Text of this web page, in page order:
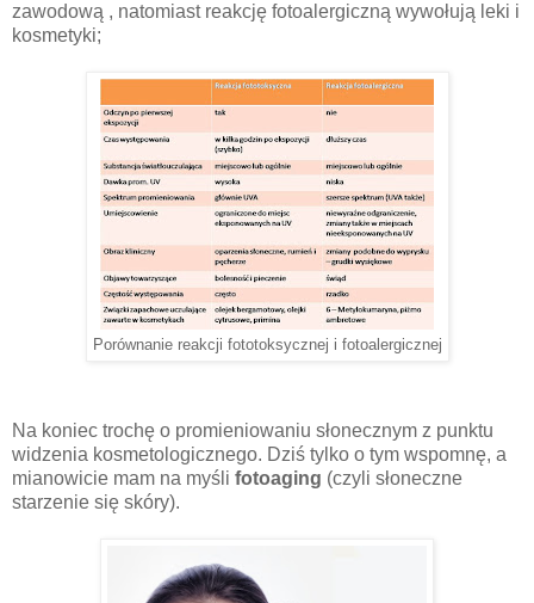
zawodową , natomiast reakcję fotoalergiczną wywołują leki i
kosmetyki;
Porównanie reakcji fototoksycznej i fotoalergicznej
Na koniec trochę o promieniowaniu słonecznym z punktu
widzenia kosmetologicznego. Dziś tylko o tym wspomnę, a
mianowicie mam na myśli fotoaging (czyli słoneczne
starzenie się skóry).